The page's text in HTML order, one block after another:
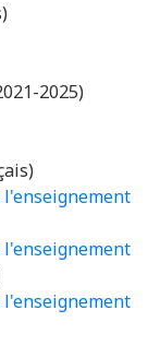
2025)
l'enseignement
l'enseignement
l'enseignement